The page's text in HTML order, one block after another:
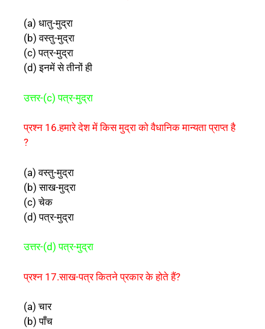
(a) धातु-मुद्रा
(b) वस्तु-मुद्रा
(c) पत्र-मुद्रा
(d) इनमें से तीनों ही
उत्तर-(c) पत्र-मुद्रा
प्रश्न 16.हमारे देश में किस मुद्रा को वैधानिक मान्यता प्राप्त है
?
(a) वस्तु-मुद्रा
(b) साख-मुद्रा
(c) चेक
(d) पत्र-मुद्रा
उत्तर-(d) पत्र-मुद्रा
प्रश्न 17.साख-पत्र कितने प्रकार के होते हैं?
(a) चार
(b) पाँच